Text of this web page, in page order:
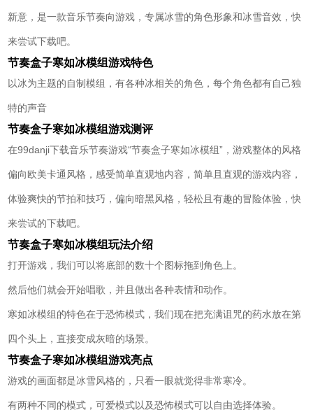
新意，是一款音乐节奏向游戏，专属冰雪的角色形象和冰雪音效，快
来尝试下载吧。
节奏盒子寒如冰模组游戏特色
以冰为主题的自制模组，有各种冰相关的角色，每个角色都有自己独
特的声音
节奏盒子寒如冰模组游戏测评
在99danji下载音乐节奏游戏“节奏盒子寒如冰模组”，游戏整体的风格
偏向欧美卡通风格，感受简单直观地内容，简单且直观的游戏内容，
体验爽快的节拍和技巧，偏向暗黑风格，轻松且有趣的冒险体验，快
来尝试的下载吧。
节奏盒子寒如冰模组玩法介绍
打开游戏，我们可以将底部的数十个图标拖到角色上。
然后他们就会开始唱歌，并且做出各种表情和动作。
寒如冰模组的特色在于恐怖模式，我们现在把充满诅咒的药水放在第
四个头上，直接变成灰暗的场景。
节奏盒子寒如冰模组游戏亮点
游戏的画面都是冰雪风格的，只看一眼就觉得非常寒冷。
有两种不同的模式，可爱模式以及恐怖模式可以自由选择体验。